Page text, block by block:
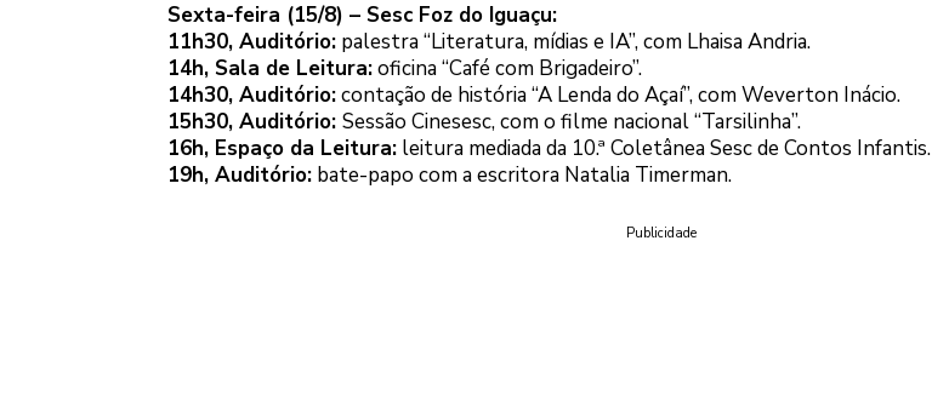
Sexta-feira (15/8) – Sesc Foz do Iguaçu:
11h30, Auditório:palestra “Literatura, mídias e IA”, com Lhaisa Andria.
14h, Sala de Leitura:oficina “Café com Brigadeiro”.
14h30, Auditório:contação de história “A Lenda do Açaí”, com Weverton Inácio.
15h30, Auditório: Sessão Cinesesc, com o filme nacional “Tarsilinha”.
16h, Espaço da Leitura:leitura mediada da 10.ª Coletânea Sesc de Contos Infantis.
19h, Auditório:bate-papo com a escritora Natalia Timerman.
Publicidade